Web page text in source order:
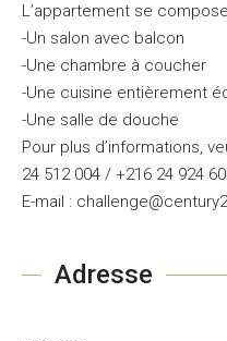
L’appartement se
-Un salon avec balcon
-Une chambre à coucher
-Une cuisine entièrement
-Une salle de douche
Pour plus d’informations,
24 512 004 / +216 24 924
E-mail :
Adresse